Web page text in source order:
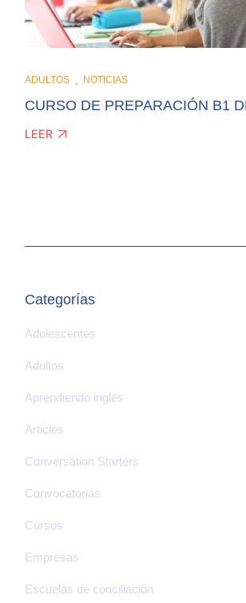
ADULTOS NOTICIAS
CURSO DE PREPARACIÓN B1
LEER
Categorías
Adolescentes
Adultos
Aprendiendo inglés
Articles
Conversation Starters
Convocatorias
Cursos
Empresas
Escuelas de conciliación